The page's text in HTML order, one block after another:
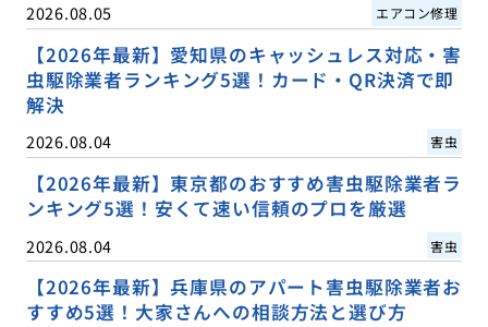
2026.08.05 エアコン修理
【2026年最新】愛知県のキャッシュレス対応・害
虫駆除業者ランキング5選！カード・QR決済で即
解決
2026.08.04 害虫
【2026年最新】東京都のおすすめ害虫駆除業者ラ
ンキング5選！安くて速い信頼のプロを厳選
2026.08.04 害虫
【2026年最新】兵庫県のアパート害虫駆除業者お
すすめ5選！大家さんへの相談方法と選び方